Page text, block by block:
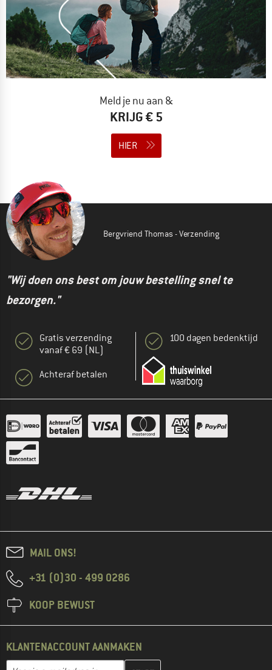
Meld je nu aan &
KRIJG € 5
HIER
Bergvriend Thomas - Verzending
"Wij doen ons best om jouw bestelling snel te
bezorgen."
Gratis verzending
vanaf € 69 (NL)
Achteraf betalen
100 dagen bedenktijd
MAIL ONS!
+31 (0)30 - 499 0286
KOOP BEWUST
KLANTENACCOUNT AANMAKEN
Voer je e-mailadres in
Vul je e-mailadres hier in en maak in de volgende stap je